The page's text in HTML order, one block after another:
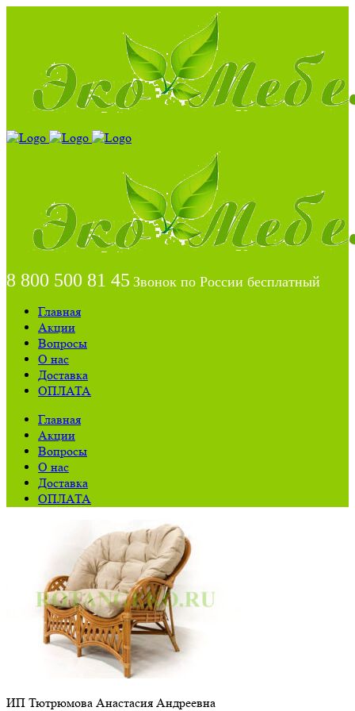
8 800 500 81 45 Звонок по России бесплатный
Главная
Акции
Вопросы
О нас
Доставка
ОПЛАТА
Главная
Акции
Вопросы
О нас
Доставка
ОПЛАТА
ИП Тютрюмова Анастасия Андреевна